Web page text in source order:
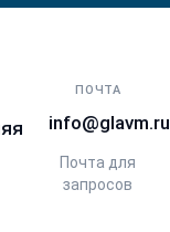
ПОЧТА
info@glavm.ru
Почта для
запросов